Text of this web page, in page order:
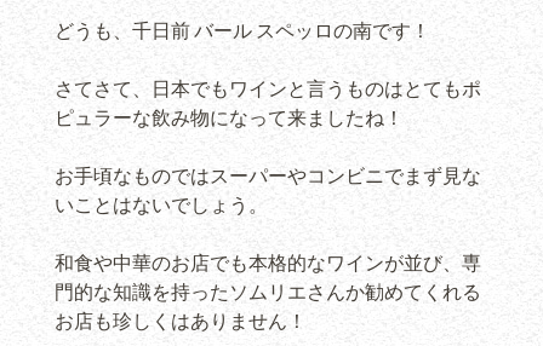
どうも、千日前 バール スペッロの南です！
さてさて、日本でもワインと言うものはとてもポ
ピュラーな飲み物になって来ましたね！
お手頃なものではスーパーやコンビニでまず見な
いことはないでしょう。
和食や中華のお店でも本格的なワインが並び、専
門的な知識を持ったソムリエさんか勧めてくれる
お店も珍しくはありません！